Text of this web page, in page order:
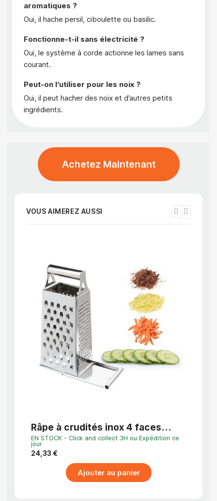
aromatiques ?
Oui, il hache persil, ciboulette ou basilic.
Fonctionne-t-il sans électricité ?
Oui, le système à corde actionne les lames sans
courant.
Peut-on l’utiliser pour les noix ?
Oui, il peut hacher des noix et d’autres petits
ingrédients.
Achetez Maintenant
VOUS AIMEREZ AUSSI
Râpe à crudités inox 4 faces
Quattro avec glissière de
collecte
EN STOCK - Click and collect 3H ou Expédition ce
jour
24,33 €
Ajouter au panier